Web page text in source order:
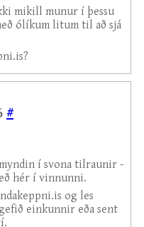
mikill munur í þessu
ólíkum litum til að sjá
#
í svona tilraunir -
hér í vinnunni.
og les
einkunnir eða sent